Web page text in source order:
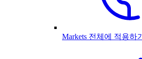
Markets 전체에 적용하기